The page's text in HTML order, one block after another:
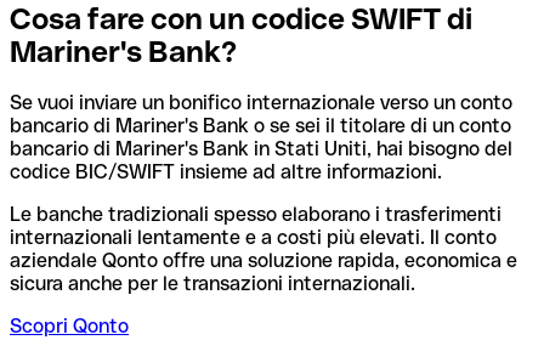
Cosa fare con un codice SWIFT di
Mariner's Bank?
Se vuoi inviare un bonifico internazionale verso un conto
bancario di Mariner's Bank o se sei il titolare di un conto
bancario di Mariner's Bank in Stati Uniti, hai bisogno del
codice BIC/SWIFT insieme ad altre informazioni.
Le banche tradizionali spesso elaborano i trasferimenti
internazionali lentamente e a costi più elevati. Il conto
aziendale Qonto offre una soluzione rapida, economica e
sicura anche per le transazioni internazionali.
Scopri Qonto